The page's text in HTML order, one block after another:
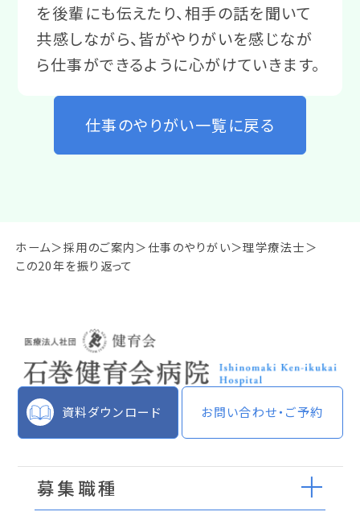
ホーム 採用のご案内 仕事のやりがい
理学療法士
この20年を振り返って
を後輩にも伝えたり、相手の話を聞いて
共感しながら、皆がやりがいを感じなが
ら仕事ができるように心がけていきます。
仕事のやりがい一覧に戻る
資料ダウンロード お問い合わせ・ご予約
募集職種